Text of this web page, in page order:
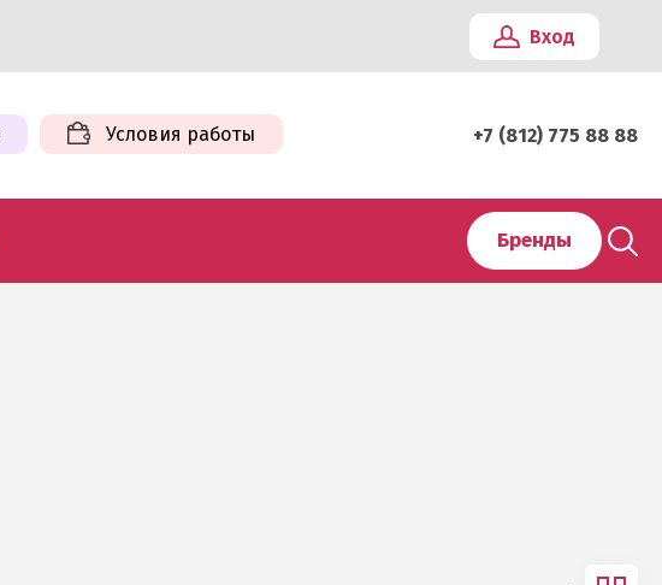
Вход
Условия работы +7 (812) 775 88 88
Бренды